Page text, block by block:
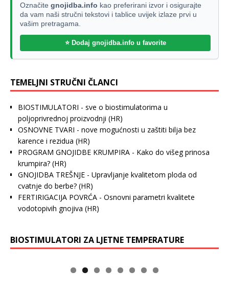
Označite gnojidba.info kao preferirani izvor i osigurajte
da vam naši stručni tekstovi i tablice uvijek izlaze prvi u
vašim pretragama.
⭐ Dodaj gnojidba.info u favorite
TEMELJNI STRUČNI ČLANCI
BIOSTIMULATORI - sve o biostimulatorima u
poljoprivrednoj proizvodnji (HR)
OSNOVNE TVARI - nove mogućnosti u zaštiti bilja bez
karence i rezidua (HR)
PROGRAM GNOJIDBE KRUMPIRA - Kako do višeg prinosa
krumpira? (HR)
GNOJIDBA TREŠNJE - Upravljanje kvalitetom ploda od
cvatnje do berbe? (HR)
FERTIRIGACIJA POVRĆA - Osnovni parametri kvalitete
vodotopivih gnojiva (HR)
BIOSTIMULATORI ZA LJETNE TEMPERATURE